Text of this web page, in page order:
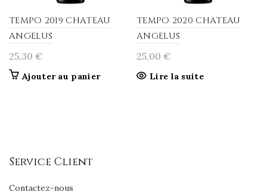
TEMPO 2019 CHATEAU
ANGELUS
25,30 €
Ajouter au panier
TEMPO 2020 CHATEAU
ANGELUS
25,00 €
Lire la suite
Service Client
Contactez-nous